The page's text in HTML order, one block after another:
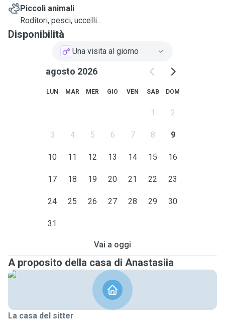
Piccoli animali
Roditori, pesci, uccelli...
Disponibilità
Una visita al giorno
agosto 2026
LUN MAR MER GIO VEN SAB DOM
1 2
3 4 5 6 7 8 9
10 11 12 13 14 15 16
17 18 19 20 21 22 23
24 25 26 27 28 29 30
31
Vai a oggi
A proposito della casa di Anastasiia
La casa del sitter